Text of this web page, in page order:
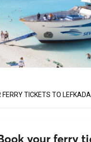
FERRY TICKETS TO LEFKADA